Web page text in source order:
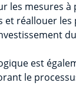
les mesures
et réallouer les
est
le